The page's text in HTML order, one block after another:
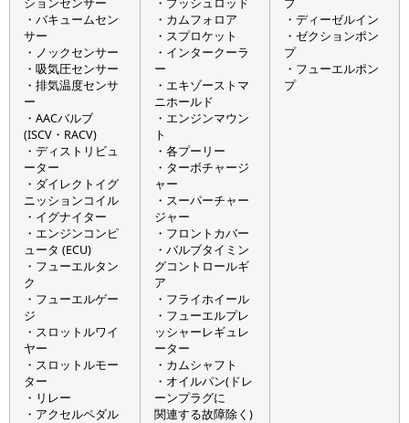
ションセンサー
・バキュームセン
サー
・ノックセンサー
・吸気圧センサー
・排気温度センサ
ー
・AACバルブ
(ISCV・RACV)
・ディストリビュ
ーター
・ダイレクトイグ
ニッションコイル
・イグナイター
・エンジンコンピ
ュータ (ECU)
・フューエルタン
ク
・フューエルゲー
ジ
・スロットルワイ
ヤー
・スロットルモー
ター
・リレー
・アクセルペダル
・プッシュロッド
・カムフォロア
・スプロケット
・インタークーラ
ー
・エキゾーストマ
ニホールド
・エンジンマウン
ト
・各プーリー
・ターボチャージ
ャー
・スーパーチャー
ジャー
・フロントカバー
・バルブタイミン
グコントロールギ
ア
・フライホイール
・フューエルプレ
ッシャーレギュレ
ーター
・カムシャフト
・オイルパン(ドレ
ーンプラグに
関連する故障除く)
プ
・ディーゼルイン
・ゼクションポン
プ
・フューエルポン
プ